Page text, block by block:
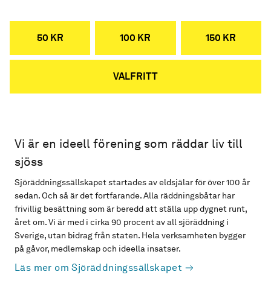
50 KR 100 KR 150 KR
VALFRITT
Vi är en ideell förening som räddar liv till
sjöss
Sjöräddningssällskapet startades av eldsjälar för över 100 år
sedan. Och så är det fortfarande. Alla räddningsbåtar har
frivillig besättning som är beredd att ställa upp dygnet runt,
året om. Vi är med i cirka 90 procent av all sjöräddning i
Sverige, utan bidrag från staten. Hela verksamheten bygger
på gåvor, medlemskap och ideella insatser.
Läs mer om Sjöräddningssällskapet